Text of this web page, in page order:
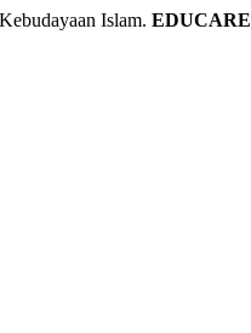
Islam. EDUCARE